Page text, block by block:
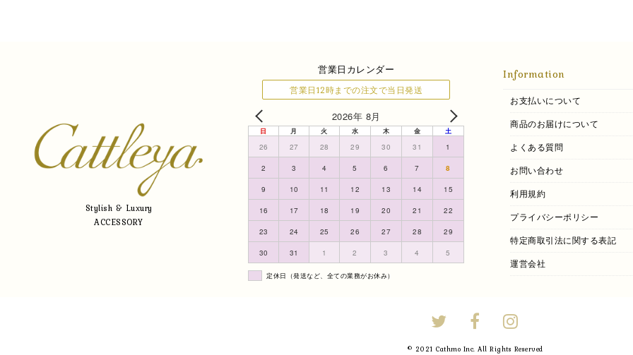
Stylish & Luxury
ACCESSORY
営業日カレンダー
営業日12時までの注文で当日発送
2026年 8月
日 月 火 水 木 金 土
26 27 28 29 30 31 1
2 3 4 5 6 7 8
9 10 11 12 13 14 15
16 17 18 19 20 21 22
23 24 25 26 27 28 29
30 31 1 2 3 4 5
定休日（発送など、全ての業務がお休み）
Information
お支払いについて
商品のお届けについて
よくある質問
お問い合わせ
利用規約
プライバシーポリシー
特定商取引法に関する表記
運営会社
© 2021 Cathmo Inc. All Rights Reserved